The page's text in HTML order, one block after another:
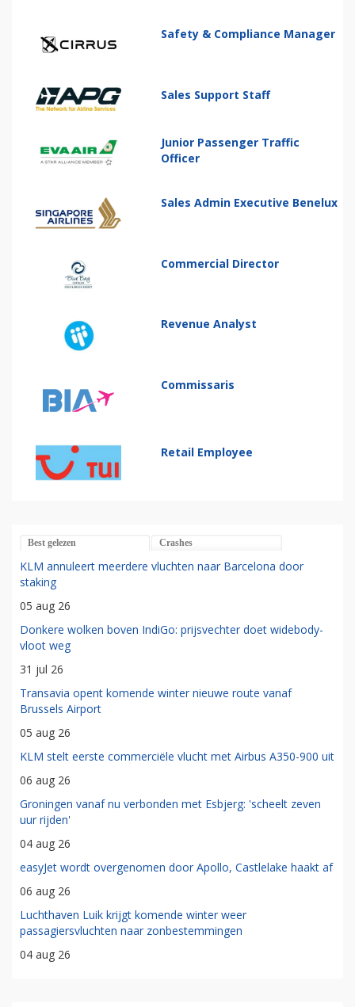
Safety & Compliance Manager
Sales Support Staff
Junior Passenger Traffic
Officer
Sales Admin Executive Benelux
Commercial Director
Revenue Analyst
Commissaris
Retail Employee
Best gelezen Crashes
KLM annuleert meerdere vluchten naar Barcelona door
staking
05 aug 26
Donkere wolken boven IndiGo: prijsvechter doet widebody-
vloot weg
31 jul 26
Transavia opent komende winter nieuwe route vanaf
Brussels Airport
05 aug 26
KLM stelt eerste commerciële vlucht met Airbus A350-900 uit
06 aug 26
Groningen vanaf nu verbonden met Esbjerg: 'scheelt zeven
uur rijden'
04 aug 26
easyJet wordt overgenomen door Apollo, Castlelake haakt af
06 aug 26
Luchthaven Luik krijgt komende winter weer
passagiersvluchten naar zonbestemmingen
04 aug 26